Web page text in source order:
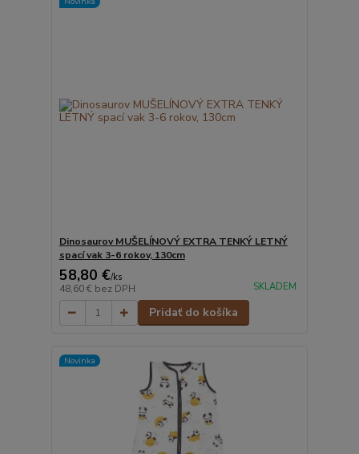
Dinosaurov MUŠELÍNOVÝ EXTRA TENKÝ LETNÝ
spací vak 3-6 rokov, 130cm
58,80 €/ks
48,60 € bez DPH SKLADEM
Pridať do košíka
Novinka